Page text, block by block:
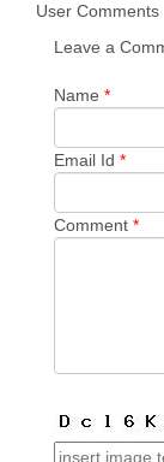
User Comments
Leave a
Name *
Email Id *
Comment *